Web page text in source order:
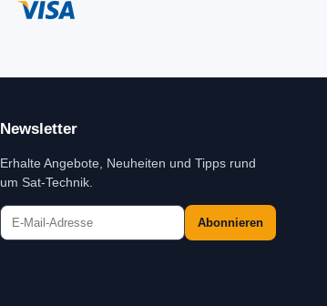
Newsletter
Erhalte Angebote, Neuheiten und Tipps rund
um Sat-Technik.
Abonnieren